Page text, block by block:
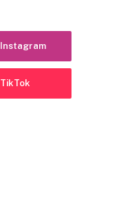
Instagram
TikTok